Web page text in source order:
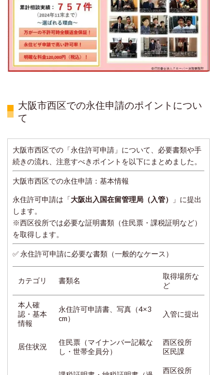
大阪市西区での永住申請のポイントについ
て
大阪市西区での「永住許可申請」について、必要書類や手
続きの流れ、注意すべきポイントを以下にまとめました。
大阪市西区での永住申請：基本情報
永住許可申請は「大阪出入国在留管理局（入管）
」に提出
します。
※西区役所では必要な証明書類（住民票・課税証明など）
を取得します。
✅ 永住許可申請に必要な書類（一般的なケース）
カテゴリ 書類名
取得場所な
ど
本人確
認・基本
情報
永住許可申請書、写真（4×3
cm）
入管に提出
居住状況
住民票（マイナンバー記載な
し・世帯全員分）
西区役所
区民課
西区役所